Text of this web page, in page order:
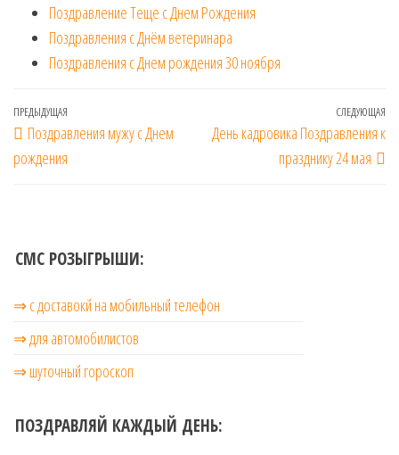
Поздравление Теще с Днем Рождения
Поздравления с Днём ветеринара
Поздравления с Днем рождения 30 ноября
Навигация
по
записям
Предыдущая
запись
ПРЕДЫДУЩАЯ
Поздравления мужу с Днем
рождения
СЛЕДУЮЩАЯ
День кадровика Поздравления к
празднику 24 мая
СМС РОЗЫГРЫШИ:
⇒ с доставокй на мобильный телефон
⇒ для автомобилистов
⇒ шуточный гороскоп
ПОЗДРАВЛЯЙ КАЖДЫЙ ДЕНЬ: